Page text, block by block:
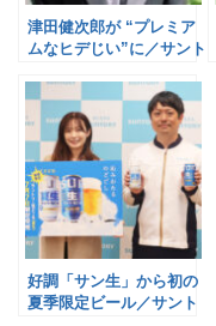
津田健次郎が “プレミア
ムなヒデじい”に／サント
好調「サン生」から初の
夏季限定ビール／サント